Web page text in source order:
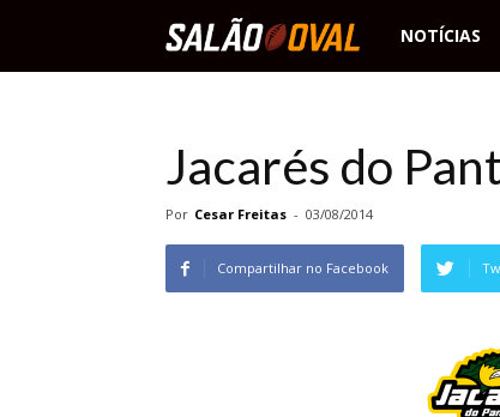
Salão
NOTÍCIAS
Jacarés do
Por Cesar Freitas - 03/08/2014
Compartilhar no Facebook